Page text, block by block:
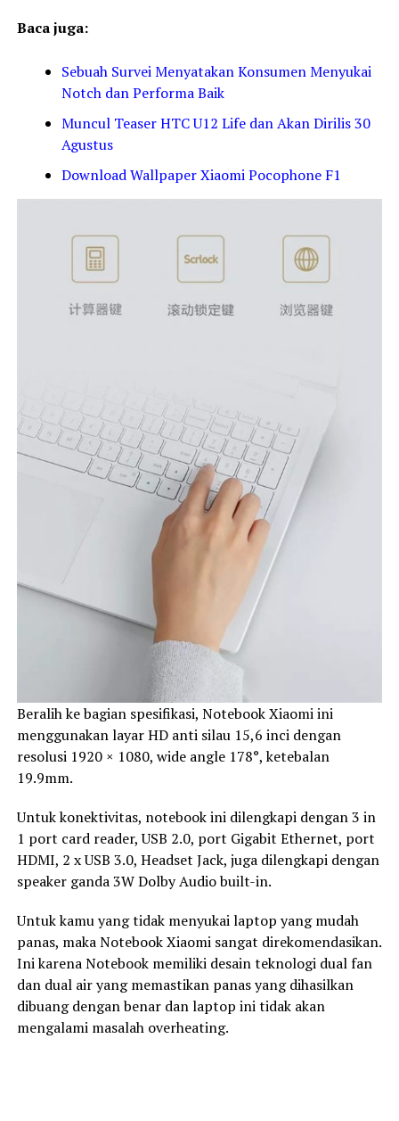
Baca juga:
Sebuah Survei Menyatakan Konsumen Menyukai
Notch dan Performa Baik
Muncul Teaser HTC U12 Life dan Akan Dirilis 30
Agustus
Download Wallpaper Xiaomi Pocophone F1
Beralih ke bagian spesifikasi, Notebook Xiaomi ini
menggunakan layar HD anti silau 15,6 inci dengan
resolusi 1920 × 1080, wide angle 178°, ketebalan
19.9mm.
Untuk konektivitas, notebook ini dilengkapi dengan 3 in
1 port card reader, USB 2.0, port Gigabit Ethernet, port
HDMI, 2 x USB 3.0, Headset Jack, juga dilengkapi dengan
speaker ganda 3W Dolby Audio built-in.
Untuk kamu yang tidak menyukai laptop yang mudah
panas, maka Notebook Xiaomi sangat direkomendasikan.
Ini karena Notebook memiliki desain teknologi dual fan
dan dual air yang memastikan panas yang dihasilkan
dibuang dengan benar dan laptop ini tidak akan
mengalami masalah overheating.